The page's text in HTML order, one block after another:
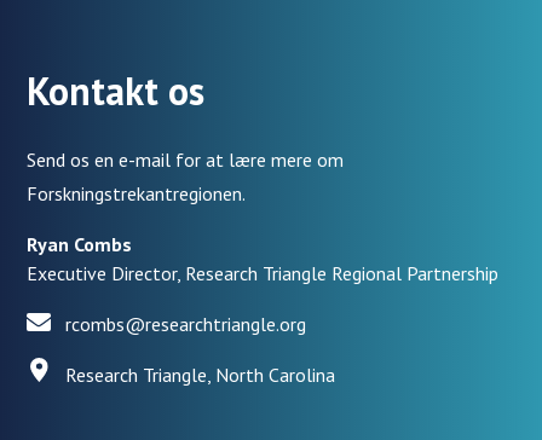
Kontakt os
Send os en e-mail for at lære mere om
Forskningstrekantregionen.
Ryan Combs
Executive Director, Research Triangle Regional Partnership
rcombs@researchtriangle.org
Research Triangle, North Carolina